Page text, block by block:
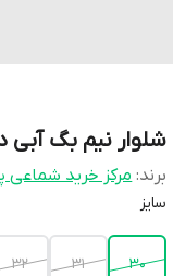
شلوار نیم بگ آبی
برند: مرکز خرید شماعی
سایز
۳۰ ۳۱ ۳۲